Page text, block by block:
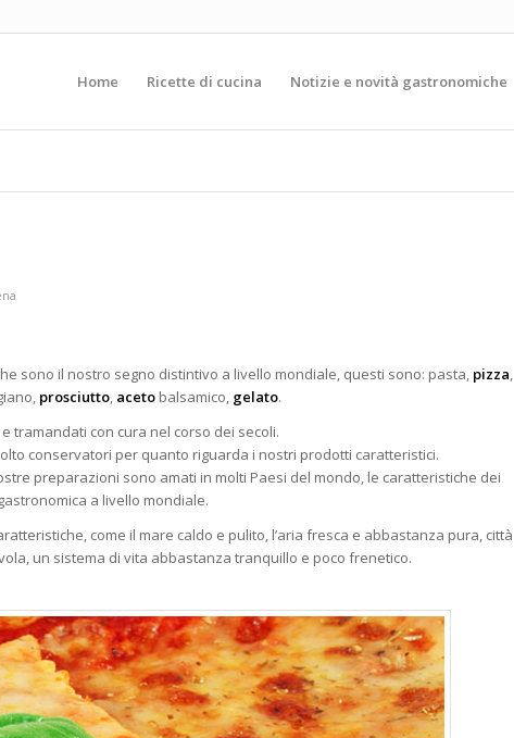
Home Ricette di cucina Notizie e novità gastronomiche
sono il nostro segno distintivo a livello mondiale, questi sono: pasta, pizza,
prosciutto, aceto balsamico, gelato.
tramandati con cura nel corso dei secoli.
conservatori per quanto riguarda i nostri prodotti caratteristici.
preparazioni sono amati in molti Paesi del mondo, le caratteristiche dei
a livello mondiale.
come il mare caldo e pulito, l’aria fresca e abbastanza pura, città
un sistema di vita abbastanza tranquillo e poco frenetico.